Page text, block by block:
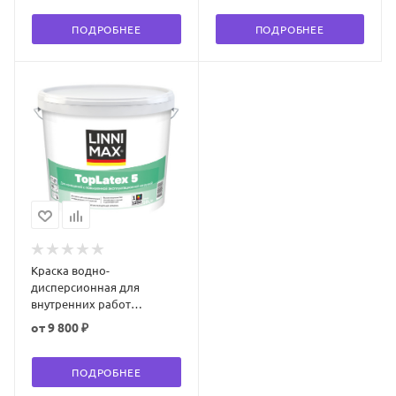
глубокоматовая
ПОДРОБНЕЕ ПОДРОБНЕЕ
Краска водно-
дисперсионная для
внутренних работ
LINNIMAX Toplatex 5 /
ТопЛатекс 5 матовая
от9 800 ₽
ПОДРОБНЕЕ